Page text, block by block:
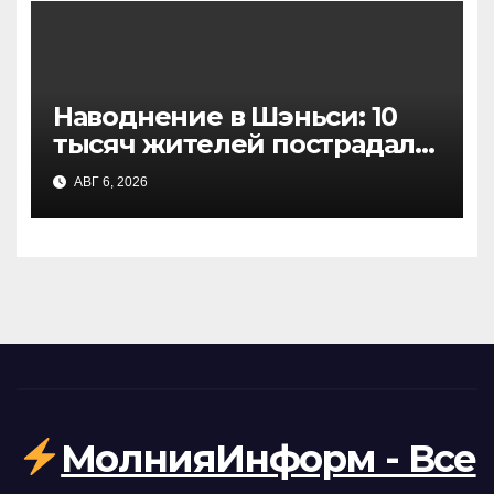
Наводнение в Шэньси: 10
тысяч жителей пострадали
из-за проливных дождей,
есть жертвы
АВГ 6, 2026
МолнияИнформ - Все